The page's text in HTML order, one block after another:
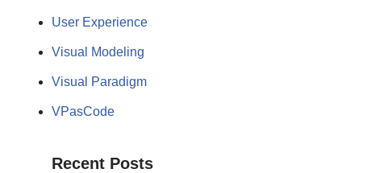
User Experience
Visual Modeling
Visual Paradigm
VPasCode
Recent Posts